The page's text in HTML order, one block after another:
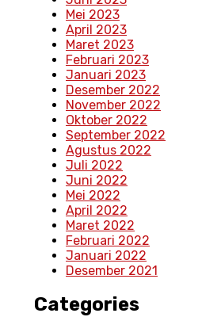
Mei 2023
April 2023
Maret 2023
Februari 2023
Januari 2023
Desember 2022
November 2022
Oktober 2022
September 2022
Agustus 2022
Juli 2022
Juni 2022
Mei 2022
April 2022
Maret 2022
Februari 2022
Januari 2022
Desember 2021
Categories